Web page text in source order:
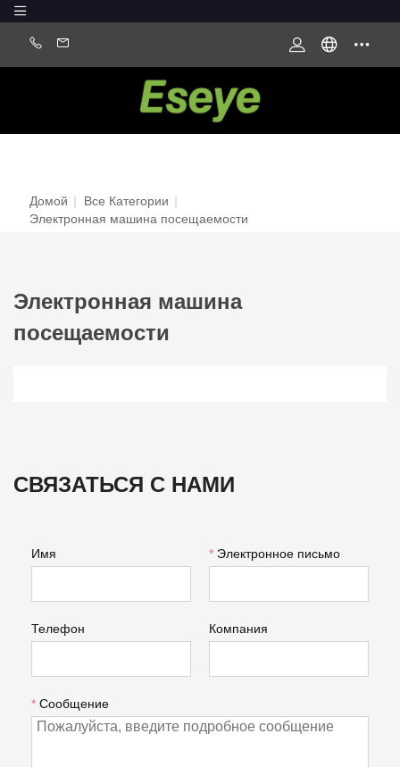
Домой | Все Категории |
Электронная машина посещаемости
Электронная машина
посещаемости
СВЯЗАТЬСЯ С НАМИ
Имя * Электронное письмо
Телефон Компания
* Сообщение